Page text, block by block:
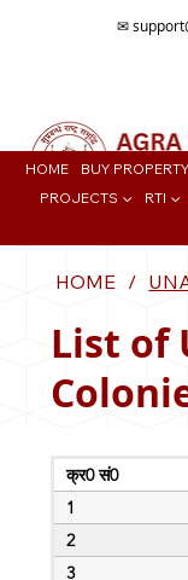
✉
HOME BUY
PROJECTS ▼
RTI ▼
क्र0 सं0
1
2
3
HOME /
List of